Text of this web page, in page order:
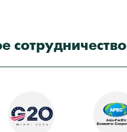
сотрудничество